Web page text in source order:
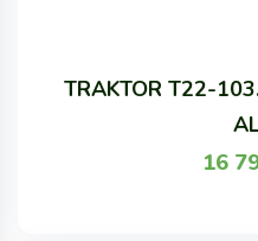
TRAKTOR T22-
16